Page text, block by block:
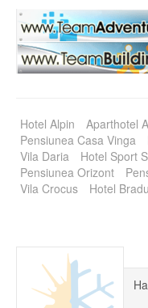
Hotel Alpin Aparthotel
Pensiunea Casa Vinga
Vila Daria
Hotel Sport
Pensiunea Orizont
Vila Crocus
Hotel